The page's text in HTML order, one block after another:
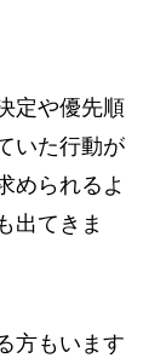
定や優先順
いた行動が
められるよ
出てきま
方もいます